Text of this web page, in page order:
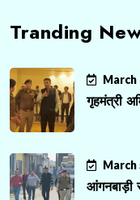
Tranding
March
गृहमंत्री
March
आंगनबाड़ी